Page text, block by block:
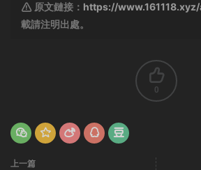
原文鏈接： https://
載請注明出處。
0
上一篇